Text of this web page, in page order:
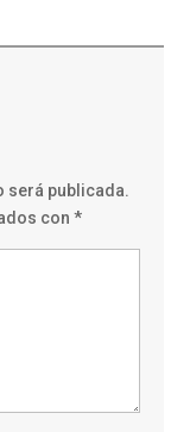
será publicada.
con*